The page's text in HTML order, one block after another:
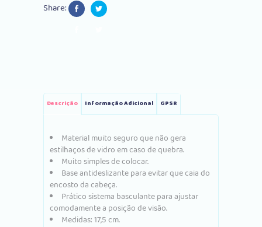
Share:
Descrição Informação Adicional GPSR
Material muito seguro que não gera
estilhaços de vidro em caso de quebra.
Muito simples de colocar.
Base antideslizante para evitar que caia do
encosto da cabeça.
Prático sistema basculante para ajustar
comodamente a posição de visão.
Medidas: 17,5 cm.